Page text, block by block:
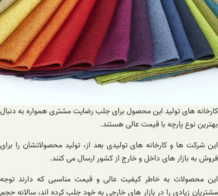
کارخانه های تولید این محصول برای جلب رضایت مشتری همواره به دنبال
بهترین نوع پارچه با قیمت عالی هستند.
این شرکت ها و کارخانه های تولیدی بعد از، تولید محصولاتشان را برای
فروش به بازار های داخل و خارج از کشور ارسال می کنند.
این محصولات به خاطر کیفیت عالی و قیمت مناسبی که دارند توجه
مشتریان زیادی را در بازار های خارجی به خود جلب کرده اند، سالانه حجم